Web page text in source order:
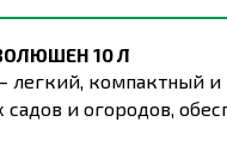
10 Л
компактный
и огородов,